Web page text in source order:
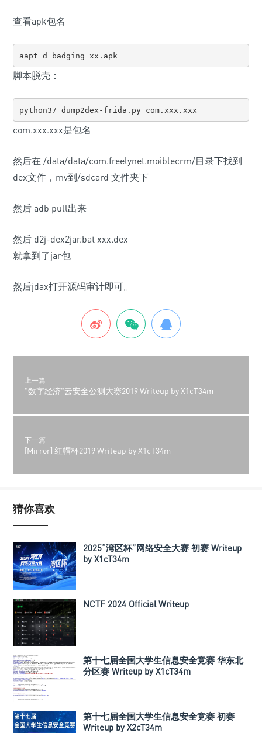
查看apk包名
aapt d badging xx.apk
脚本脱壳：
python37 dump2dex-frida.py com.xxx.xxx
com.xxx.xxx是包名
然后在 /data/data/com.freelynet.moiblecrm/目录下找到
dex文件，mv到/sdcard 文件夹下
然后 adb pull出来
然后 d2j-dex2jar.bat xxx.dex
就拿到了jar包
然后jdax打开源码审计即可。
上一篇
"数字经济"云安全公测大赛2019 Writeup by X1cT34m
下一篇
[Mirror] 红帽杯2019 Writeup by X1cT34m
猜你喜欢
2025“湾区杯”网络安全大赛 初赛 Writeup
by X1cT34m
NCTF 2024 Official Writeup
第十七届全国大学生信息安全竞赛 华东北
分区赛 Writeup by X1cT34m
第十七届全国大学生信息安全竞赛 初赛
Writeup by X2cT34m